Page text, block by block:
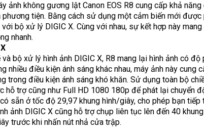
ảnh không gương lật Canon EOS R8 cung cấp khả
tiện. Bằng cách sử dụng một cảm biến mới
bộ xử lý DIGIC X. Cùng với nhau, sự kết hợp này
nhanh.
bộ xử lý hình ảnh DIGIC X, R8 mang lại hình ảnh có
điều kiện ánh sáng khác nhau, máy ảnh này cung
trong điều kiện ánh sáng khó khăn. Sử dụng toàn bộ
trợ cũng như Full HD 1080 180p để phát lại chuyển
sẵn ở tốc độ 29,97 khung hình/giây, cho phép bạn
ảnh DIGIC X cũng hỗ trợ chụp liên tục lên đến 40
trước khi nhấn nút nhả cửa trập.